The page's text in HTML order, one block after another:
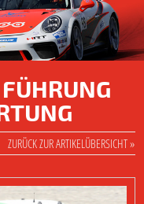
ZURÜCK ZUR ARTIKELÜBERSICHT »